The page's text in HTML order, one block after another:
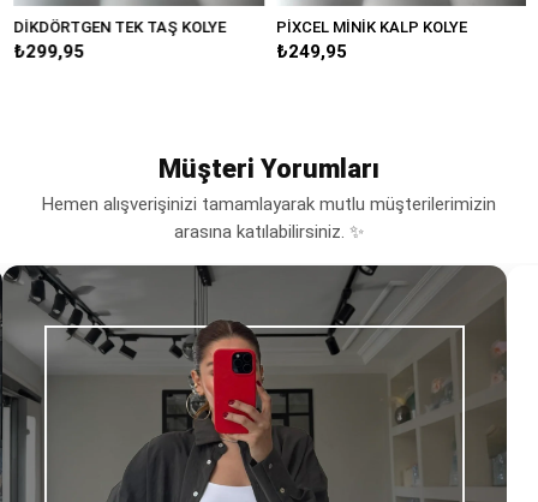
TEK TAŞ KOLYE PİXCEL MİNİK KALP KOLYE
₺249,95
Müşteri Yorumları
Hemen alışverişinizi tamamlayarak mutlu müşterilerimizin
arasına katılabilirsiniz. ✨